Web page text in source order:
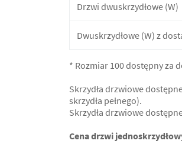
Drzwi dwuskrzydłowe (W)
Dwuskrzydłowe (W) z
* Rozmiar 100 dostępny za
Skrzydła drzwiowe
skrzydła pełnego).
Skrzydła drzwiowe
Cena drzwi